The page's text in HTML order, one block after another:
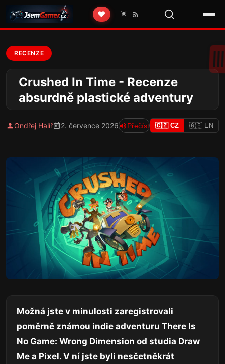
❤️ ☀️
RECENZE
Crushed In Time - Recenze
absurdně plastické adventury
Ondřej Halíř 2. července 2026 Přečíst 🇨🇿 CZ 🇬🇧 EN
Možná jste v minulosti zaregistrovali
poměrně známou indie adventuru There Is
No Game: Wrong Dimension od studia Draw
Me a Pixel. V ní jste byli nesčetněkrát